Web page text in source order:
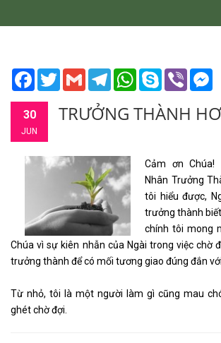
Facebook
TwitterGmail TelegramWhatsApp
Skype Viber
30
JUN
TRƯỞNG THÀNH
Cảm ơn
Nhân Trưởng
tôi hiểu được,
trưởng thành
chính tôi mong
Chúa vì sự kiên nhẫn của Ngài trong việc chờ
trưởng thành để có mối tương giao đúng đắn với
Từ nhỏ, tôi là một người làm gì cũng mau
ghét chờ đợi.